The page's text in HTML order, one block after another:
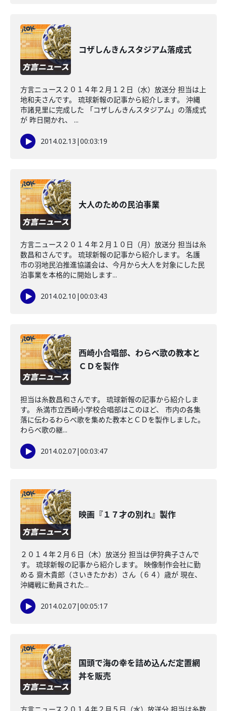
コザしんきんスタジアム落成式
方言ニュース２０１４年２月１２日（水）放送分 担当は上
地和夫さんです。 琉球新報の記事から紹介します。 沖縄
市諸見里に完成した 「コザしんきんスタジアム」の落成式
が 昨日開かれ、 ...
2014.02.13 |00:03:19
大人のための民泊事業
方言ニュース２０１４年２月１０日（月）放送分 担当は糸
数昌和さんです。 琉球新報の記事から紹介します。 名護
市の羽地民泊推進協議会は、今月から大人を対象にした民
泊事業を本格的に開始します...
2014.02.10 |00:03:43
西崎小合唱部、わらべ歌の教本と
ＣＤを製作
担当は糸数昌和さんです。 琉球新報の記事から紹介しま
す。 糸満市立西崎小学校合唱部はこのほど、 市内の各集
落に伝わるわらべ歌を集めた教本とＣＤを製作しました。
わらべ歌の継...
2014.02.07|00:03:47
映画『１７才の別れ』製作
２０１４年２月６日（木）放送分 担当は伊狩典子さんで
す。 琉球新報の記事から紹介します。 映像制作会社に勤
める 齋木貴郎（さいきたかお）さん（６４）歳が 現在、
沖縄戦に動員された...
2014.02.07|00:05:17
国頭で海の幸を詰め込んだ定置網
丼を販売